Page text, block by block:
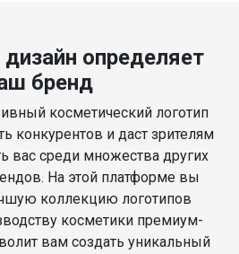
определяет
бренд
косметический логотип
конкурентов и даст зрителям
вас среди множества других
На этой платформе вы
коллекцию логотипов
косметики премиум-
вам создать уникальный